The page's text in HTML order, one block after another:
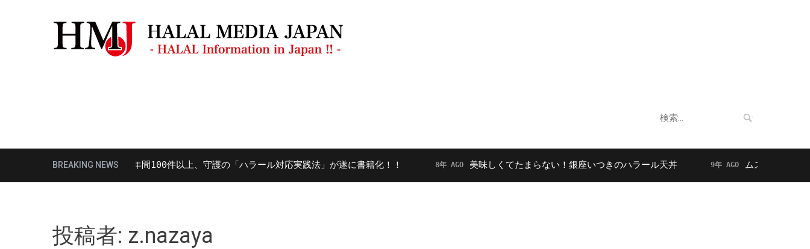
検
BREAKING NEWS
性対応における講演を年間100件以上、守護の「ハラール対応実践法」が遂に書籍化！！ 美味しくてたまらない！銀座いつきのハラール天丼 9年 AGO ムスリムに人気！東京
投稿者: z.nazaya